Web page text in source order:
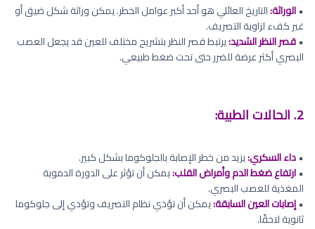
•الوراثة:التاريخ العائلي هو أحد أكبر عوامل الخطر. يمكن وراثة شكل ضيق أو
غير كفء لزاوية التصريف.
•قصر النظر الشديد:يرتبط قصر النظر بتشريح مختلف للعين قد يجعل العصب
البصري أكثر عرضة للضرر حتى تحت ضغط طبيعي.
2. الحالات الطبية:
•داء السكري:يزيد من خطر الإصابة بالجلوكوما بشكل كبير.
•ارتفاع ضغط الدم وأمراض القلب:يمكن أن تؤثر على الدورة الدموية
المغذية للعصب البصري.
•إصابات العين السابقة:يمكن أن تؤذي نظام التصريف وتؤدي إلى جلوكوما
ثانوية لاحقًا.